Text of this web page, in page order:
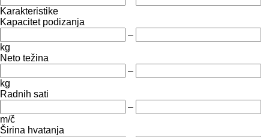
Karakteristike
Kapacitet podizanja
–
kg
Neto težina
–
kg
Radnih sati
–
m/č
Širina hvatanja